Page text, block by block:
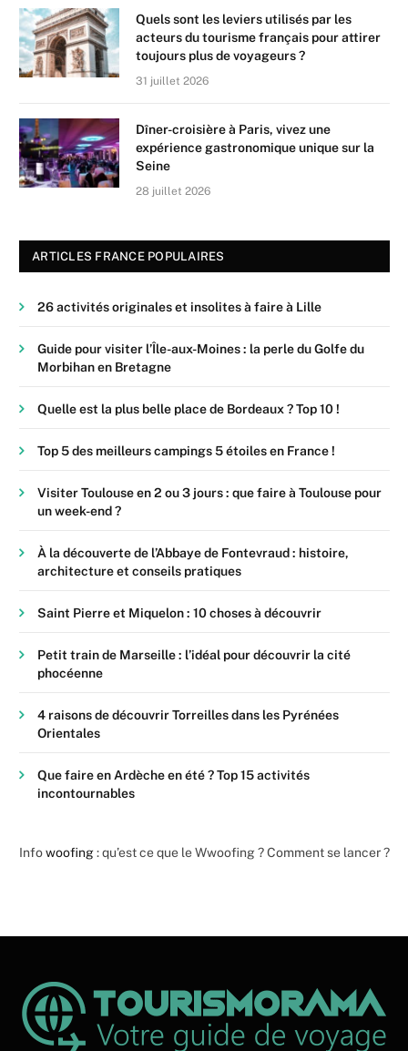
Quels sont les leviers utilisés par les
acteurs du tourisme français pour attirer
toujours plus de voyageurs ?
31 juillet 2026
Dîner-croisière à Paris, vivez une
expérience gastronomique unique sur la
Seine
28 juillet 2026
ARTICLES FRANCE POPULAIRES
26 activités originales et insolites à faire à Lille
Guide pour visiter l’Île-aux-Moines : la perle du Golfe du
Morbihan en Bretagne
Quelle est la plus belle place de Bordeaux ? Top 10 !
Top 5 des meilleurs campings 5 étoiles en France !
Visiter Toulouse en 2 ou 3 jours : que faire à Toulouse pour
un week-end ?
À la découverte de l’Abbaye de Fontevraud : histoire,
architecture et conseils pratiques
Saint Pierre et Miquelon : 10 choses à découvrir
Petit train de Marseille : l’idéal pour découvrir la cité
phocéenne
4 raisons de découvrir Torreilles dans les Pyrénées
Orientales
Que faire en Ardèche en été ? Top 15 activités
incontournables
Infowoofing: qu’est ce que le Wwoofing ? Comment se lancer ?